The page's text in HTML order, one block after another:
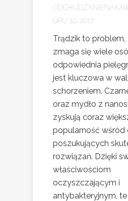
GRU 10, 2017
Trądzik to
zmaga się wiele
odpowiednia
jest kluczowa w
schorzeniem.
oraz mydło z
zyskują coraz
popularność wśród
poszukujących
rozwiązań. Dzięki
właściwościom
oczyszczającym i
antybakteryjnym,